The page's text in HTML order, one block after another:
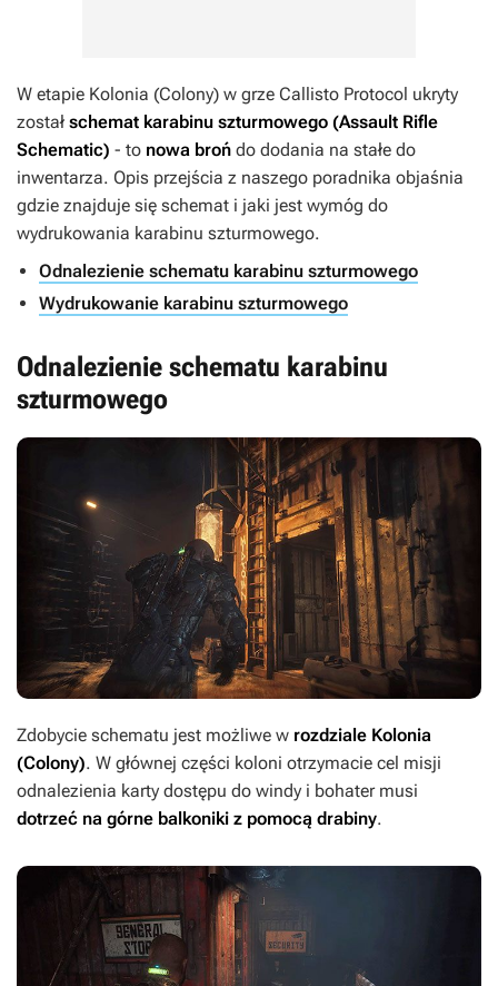
W etapie Kolonia (Colony) w grze Callisto Protocol ukryty
został schemat karabinu szturmowego (Assault Rifle
Schematic) - to nowa broń do dodania na stałe do
inwentarza. Opis przejścia z naszego poradnika objaśnia
gdzie znajduje się schemat i jaki jest wymóg do
wydrukowania karabinu szturmowego.
Odnalezienie schematu karabinu szturmowego
Wydrukowanie karabinu szturmowego
Odnalezienie schematu karabinu
szturmowego
Zdobycie schematu jest możliwe w rozdziale Kolonia
(Colony). W głównej części koloni otrzymacie cel misji
odnalezienia karty dostępu do windy i bohater musi
dotrzeć na górne balkoniki z pomocą drabiny.